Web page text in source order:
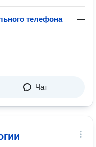
телефона
—
Чат